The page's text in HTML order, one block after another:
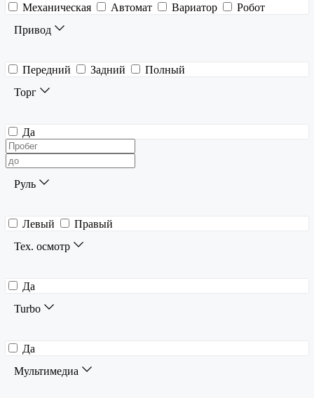
Механическая Автомат Вариатор
Робот
Привод
Передний Задний
Полный
Торг
Да
Руль
Левый
Правый
Тех. осмотр
Да
Turbo
Да
Мультимедиа